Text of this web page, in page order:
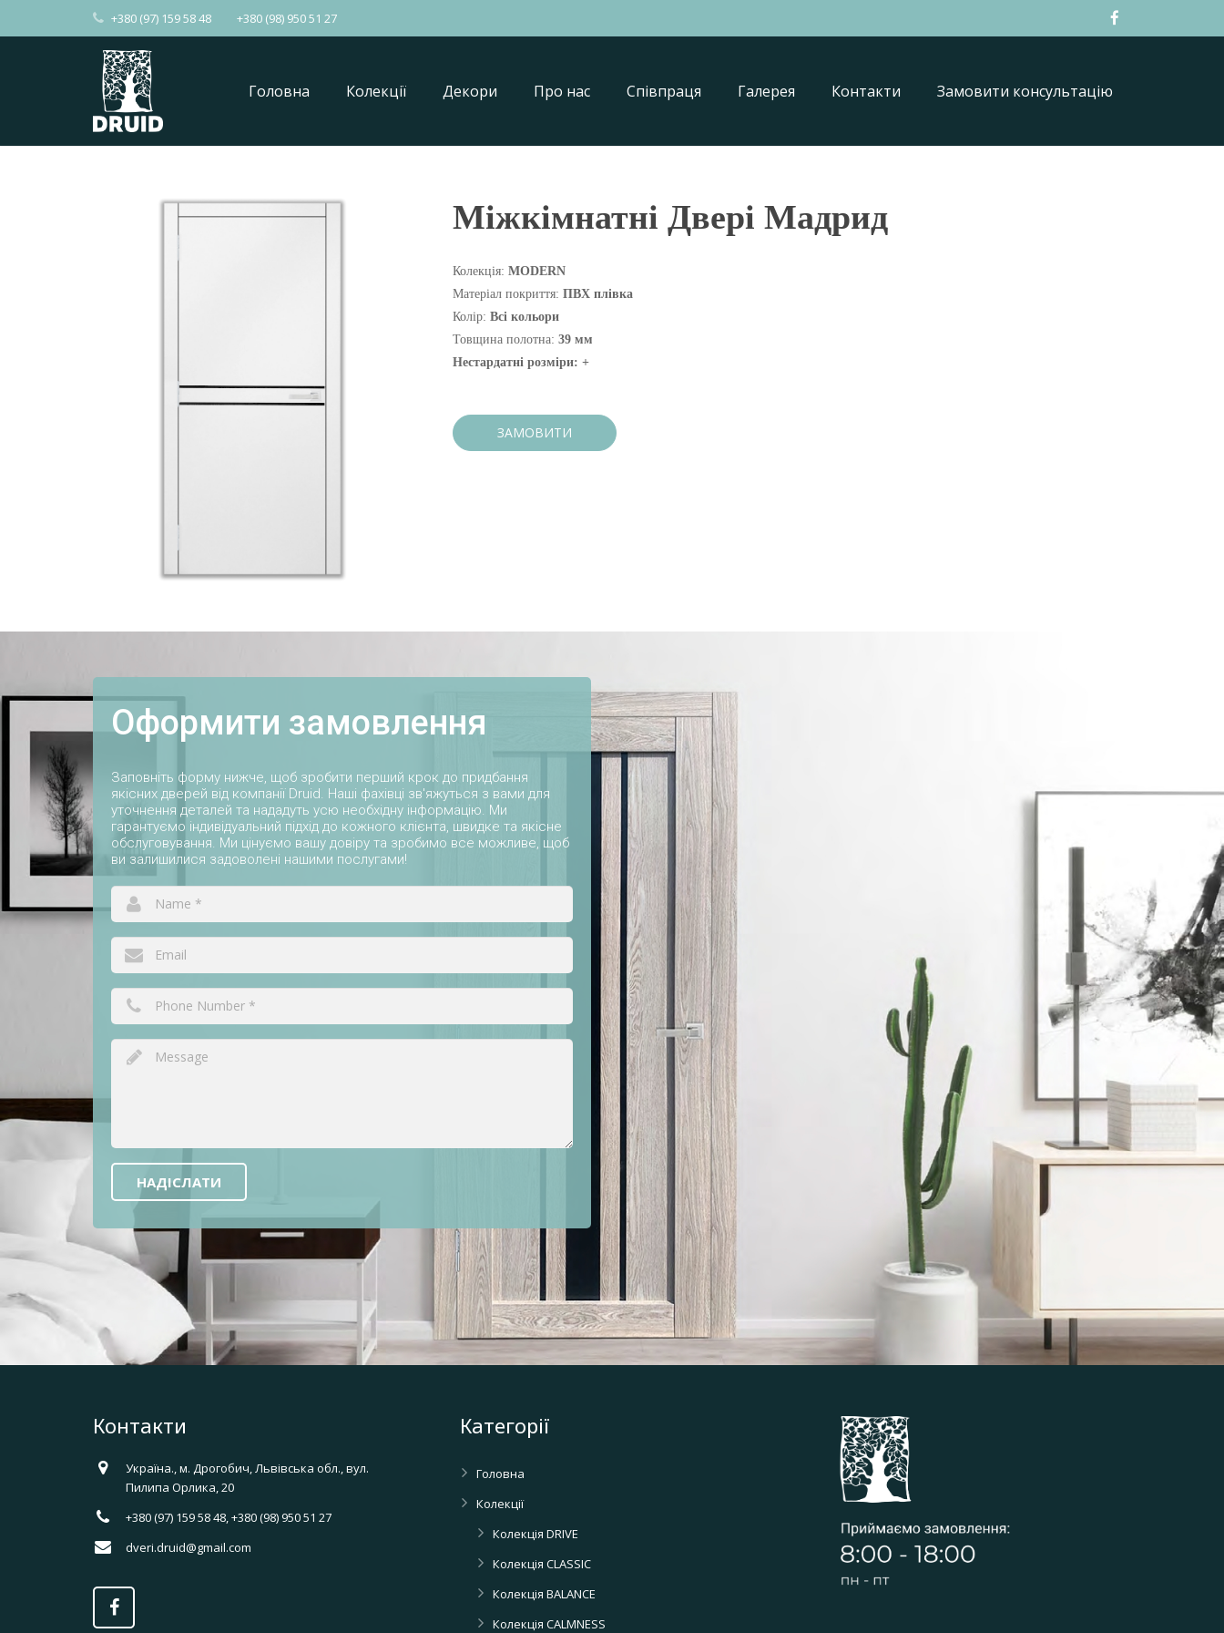
+380 (97) 159 58 48 +380 (98) 950 51 27
Головна Колекції Декори Про нас Співпраця Галерея Контакти Замовити консультацію
Міжкімнатні Двері Мадрид
Колекція:MODERN
Матеріал покриття:ПВХ плівка
Колір:Всі кольори
Товщина полотна:39 мм
Нестардатні розміри: +
ЗАМОВИТИ
Оформити замовлення
Заповніть форму нижче, щоб зробити перший крок до придбання
якісних дверей від компанії Druid. Наші фахівці зв'яжуться з вами для
уточнення деталей та нададуть усю необхідну інформацію. Ми
гарантуємо індивідуальний підхід до кожного клієнта, швидке та якісне
обслуговування. Ми цінуємо вашу довіру та зробимо все можливе, щоб
ви залишилися задоволені нашими послугами!
НАДІСЛАТИ
Контакти
Україна., м. Дрогобич, Львівська обл., вул.
Пилипа Орлика, 20
+380 (97) 159 58 48, +380 (98) 950 51 27
dveri.druid@gmail.com
Категорії
Головна
Колекції
Колекція DRIVE
Колекція CLASSIC
Колекція BALANCE
Колекція CALMNESS